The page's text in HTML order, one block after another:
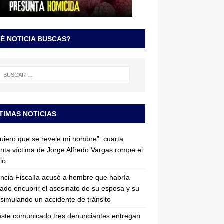
NOTICIA BUSCAS?
NOTICIAS
que se revele mi nombre”: cuarta
víctima de Jorge Alfredo Vargas rompe el
Fiscalía acusó a hombre que habría
encubrir el asesinato de su esposa y su
un accidente de tránsito
comunicado tres denunciantes entregan